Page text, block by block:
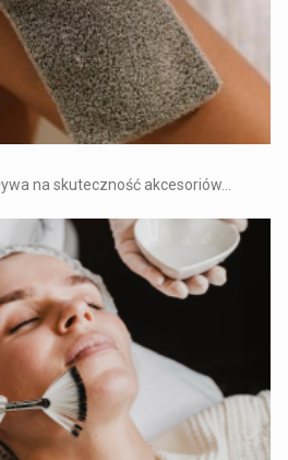
na skuteczność akcesoriów...